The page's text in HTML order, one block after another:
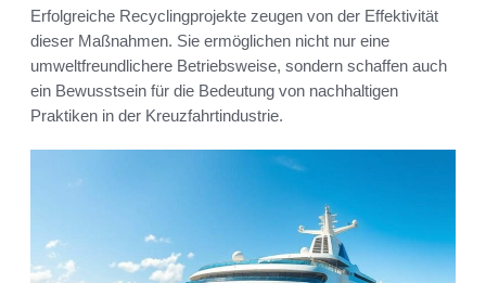
Erfolgreiche Recyclingprojekte zeugen von der Effektivität
dieser Maßnahmen. Sie ermöglichen nicht nur eine
umweltfreundlichere Betriebsweise, sondern schaffen auch
ein Bewusstsein für die Bedeutung von nachhaltigen
Praktiken in der Kreuzfahrtindustrie.